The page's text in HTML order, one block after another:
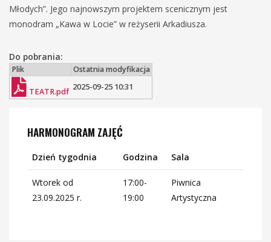
Młodych”. Jego najnowszym projektem scenicznym jest
monodram „Kawa w Locie” w reżyserii Arkadiusza.
Do pobrania:
Plik Ostatnia modyfikacja
TEATR.pdf 2025-09-25 10:31
HARMONOGRAM ZAJĘĆ
Dzień tygodnia Godzina Sala
Wtorek od
23.09.2025 r.
17:00-
19:00
Piwnica
Artystyczna